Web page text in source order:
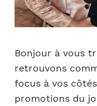
Bonjour à vous
retrouvons
focus à vos
promotions du